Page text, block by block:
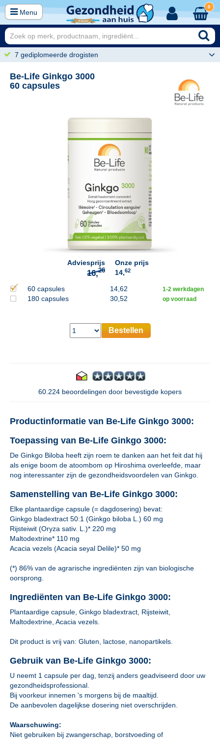
Menu
0
7 gediplomeerde drogisten
Be-Life Ginkgo 3000
60 capsules
Adviesprijs
16,26
Onze prijs
14,62
60 capsules 14,62 1-2 werkdagen
180 capsules 30,52 op voorraad
Bestellen
60.224 beoordelingen door bevestigde kopers
Productinformatie van Be-Life Ginkgo 3000:
Toepassing van Be-Life Ginkgo 3000:
De Ginkgo Biloba heeft zijn roem te danken aan het feit dat hij
als enige boom de atoombom op Hiroshima overleefde, maar
nog interessanter zijn de gezondheidsvoordelen van Ginkgo.
Samenstelling van Be-Life Ginkgo 3000:
Elke plantaardige capsule (= dagdosering) bevat:
Ginkgo bladextract 50:1 (Ginkgo biloba L.) 60 mg
Rijsteiwit (Oryza sativ. L.)* 220 mg
Maltodextrine* 110 mg
Acacia vezels (Acacia seyal Delile)* 50 mg
(*) 86% van de agrarische ingrediënten zijn van biologische
oorsprong.
Ingrediënten van Be-Life Ginkgo 3000:
Plantaardige capsule, Ginkgo bladextract, Rijsteiwit,
Maltodextrine, Acacia vezels.
Dit product is vrij van: Gluten, lactose, nanopartikels.
Gebruik van Be-Life Ginkgo 3000:
U neemt 1 capsule per dag, tenzij anders geadviseerd door uw
gezondheidsprofessional.
Bij voorkeur innemen 's morgens bij de maaltijd.
De aanbevolen dagelijkse dosering niet overschrijden.
Waarschuwing:
Niet gebruiken bij zwangerschap, borstvoeding of